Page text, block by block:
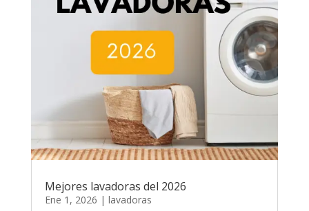
Mejores lavadoras del 2026
Ene 1, 2026 | lavadoras